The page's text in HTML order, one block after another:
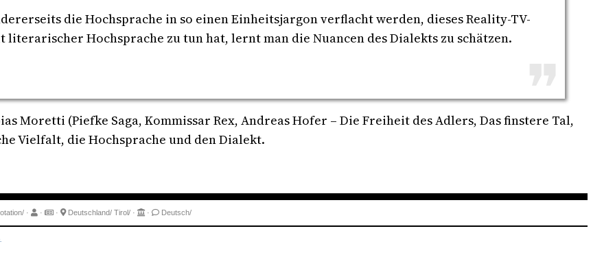
die Hochsprache in so einen Einheitsjargon verflacht werden, dieses Reality-TV-
Hochsprache zu tun hat, lernt man die Nuancen des Dialekts zu schätzen.
Moretti (Piefke Saga, Kommissar Rex, Andreas Hofer – Die Freiheit des Adlers, Das finstere Tal,
Vielfalt, die Hochsprache und den Dialekt.
· · · Deutschland/ Tirol/ · · Deutsch/